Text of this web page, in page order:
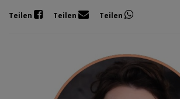
Teilen Teilen Teilen